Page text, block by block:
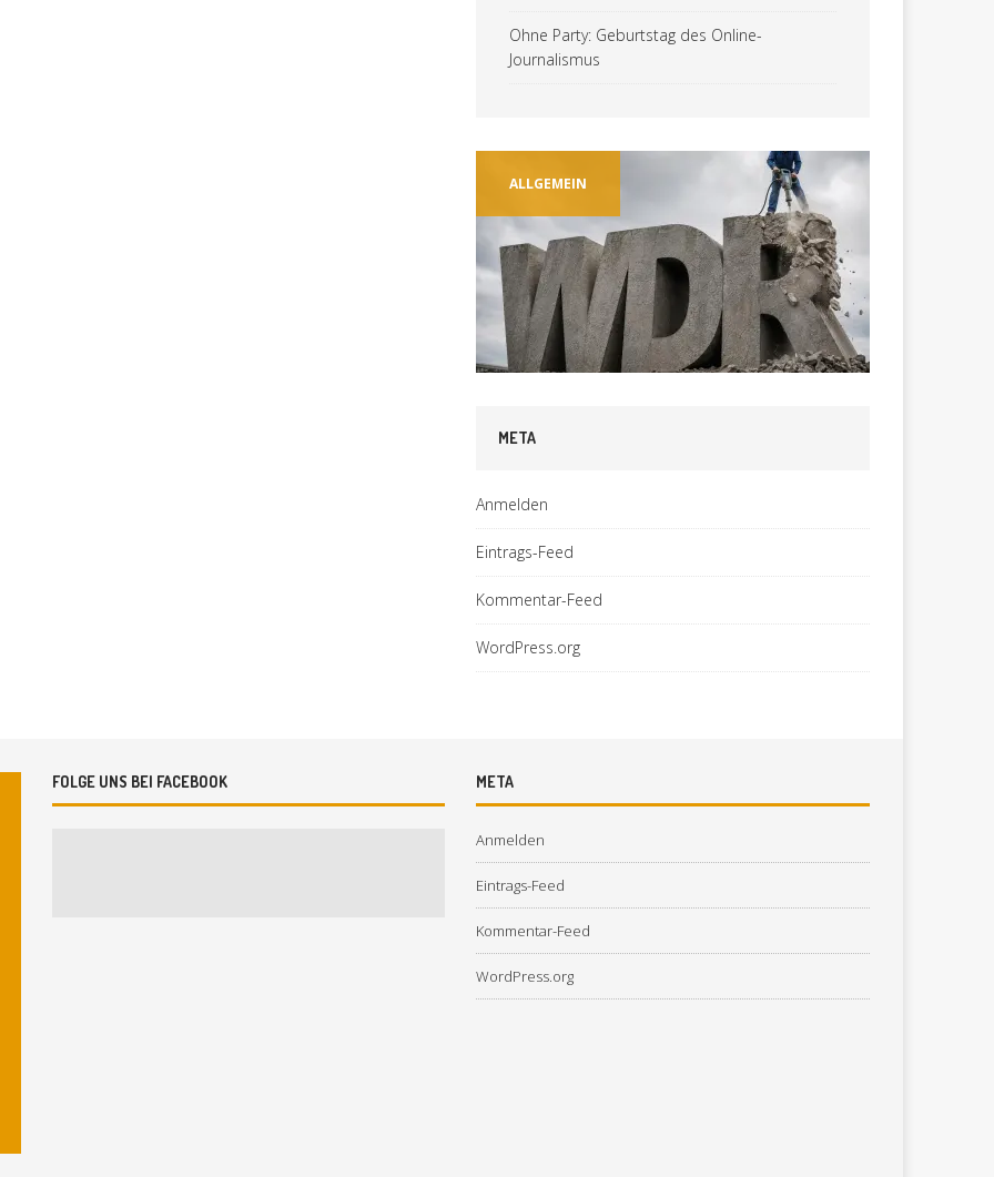
Ohne Party: Geburtstag des Online-
Journalismus
ALLGEMEIN
META
Anmelden
Eintrags-Feed
Kommentar-Feed
WordPress.org
FOLGE UNS BEI FACEBOOK META
Anmelden
Eintrags-Feed
Kommentar-Feed
WordPress.org